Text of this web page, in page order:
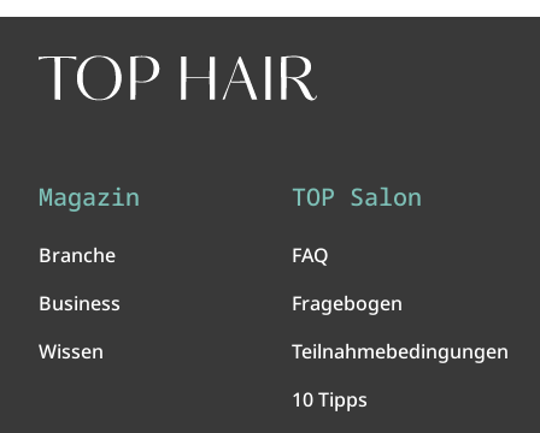
Magazin
Branche
Business
Wissen
TOP Salon
FAQ
Fragebogen
Teilnahmebedingungen
10 Tipps